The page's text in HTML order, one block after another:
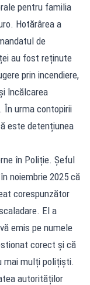
pentru familia
Hotărârea a
de
au fost reținute
prin incendiere,
încălcarea
În urma contopirii
este detențiunea
în Poliție. Șeful
noiembrie 2025 că
corespunzător
El a
emis pe numele
corect și că
mai mulți polițiști.
autorităților